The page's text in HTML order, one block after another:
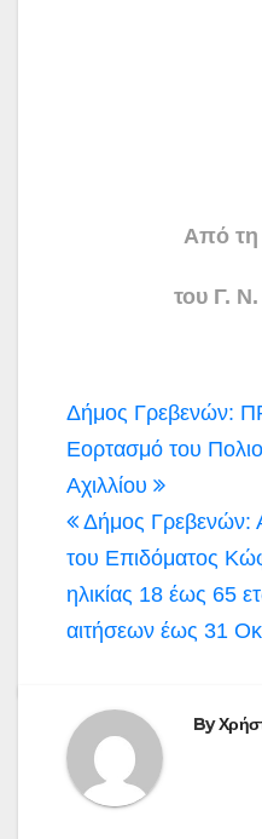
Από τη
του Γ.
Πλοήγηση
άρθρων
Δήμος Γρεβενών:
Εορτασμό του
Αχιλλίου
Δήμος Γρεβενών:
του Επιδόματος
ηλικίας 18 έως 65
αιτήσεων έως 31
By